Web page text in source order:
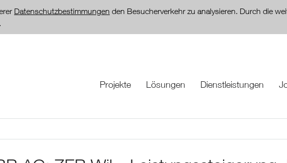
Datenschutzbestimmungen den Besucherverkehr zu analysieren. Durch die
Projekte Lösungen Dienstleistungen